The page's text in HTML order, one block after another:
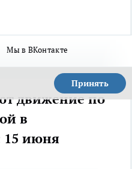
Мы в ВКонтакте
Принять
движение по
в
15 июня